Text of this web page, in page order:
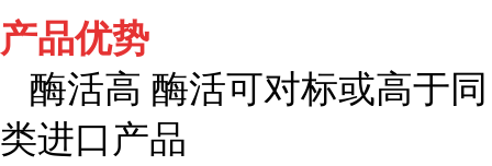
产品优势
酶活高 酶活可对标或高于同
类进口产品